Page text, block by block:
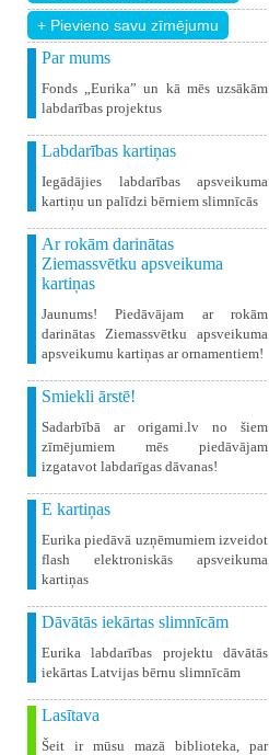
+ Pievieno savu zīmējumu
Par mums
Fonds „Eurika” un kā mēs uzsākām
labdarības projektus
Labdarības kartiņas
Iegādājies labdarības apsveikuma
kartiņu un palīdzi bērniem slimnīcās
Ar rokām darinātas
Ziemassvētku apsveikuma
kartiņas
Jaunums! Piedāvājam ar rokām
darinātas Ziemassvētku apsveikuma
apsveikumu kartiņas ar ornamentiem!
Smiekli ārstē!
Sadarbībā ar origami.lv no šiem
zīmējumiem mēs piedāvājam
izgatavot labdarīgas dāvanas!
E kartiņas
Eurika piedāvā uzņēmumiem izveidot
flash elektroniskās apsveikuma
kartiņas
Dāvātās iekārtas slimnīcām
Eurika labdarības projektu dāvātās
iekārtas Latvijas bērnu slimnīcām
Lasītava
Šeit ir mūsu mazā biblioteka, par